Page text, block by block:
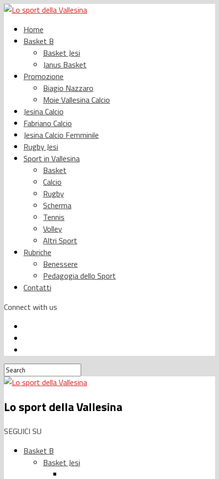
Home
Basket B
Basket Jesi
Janus Basket
Promozione
Biagio Nazzaro
Moie Vallesina Calcio
Jesina Calcio
Fabriano Calcio
Jesina Calcio Femminile
Rugby Jesi
Sport in Vallesina
Basket
Calcio
Rugby
Scherma
Tennis
Volley
Altri Sport
Rubriche
Benessere
Pedagogia dello Sport
Contatti
Connect with us
Lo sport della Vallesina
SEGUICI SU
Basket B
Basket Jesi